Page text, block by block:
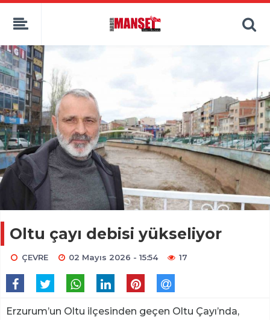
Oltu çayı debisi yükseliyor
ÇEVRE 02 Mayıs 2026 - 15:54 17
Erzurum’un Oltu ilçesinden geçen Oltu Çayı’nda,